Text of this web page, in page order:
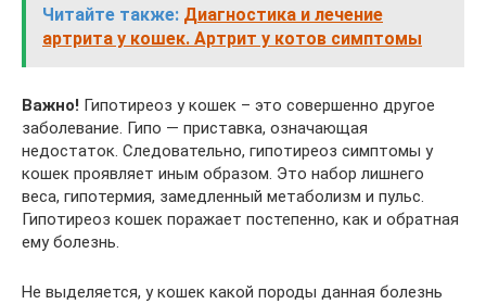
Читайте также: Диагностика и лечение
артрита у кошек. Артрит у котов симптомы
Важно! Гипотиреоз у кошек – это совершенно другое
заболевание. Гипо — приставка, означающая
недостаток. Следовательно, гипотиреоз симптомы у
кошек проявляет иным образом. Это набор лишнего
веса, гипотермия, замедленный метаболизм и пульс.
Гипотиреоз кошек поражает постепенно, как и обратная
ему болезнь.
Не выделяется, у кошек какой породы данная болезнь